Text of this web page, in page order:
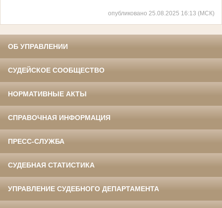
опубликовано 25.08.2025 16:13 (МСК)
ОБ УПРАВЛЕНИИ
СУДЕЙСКОЕ СООБЩЕСТВО
НОРМАТИВНЫЕ АКТЫ
СПРАВОЧНАЯ ИНФОРМАЦИЯ
ПРЕСС-СЛУЖБА
СУДЕБНАЯ СТАТИСТИКА
УПРАВЛЕНИЕ СУДЕБНОГО ДЕПАРТАМЕНТА